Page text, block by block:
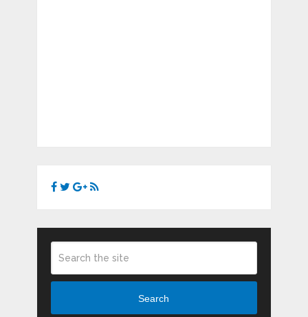
Search